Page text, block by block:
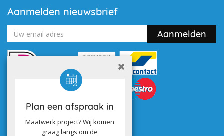
Plan een afspraak in
Maatwerk project? Wij komen
graag langs om de
Aanmelden nieuwsbrief